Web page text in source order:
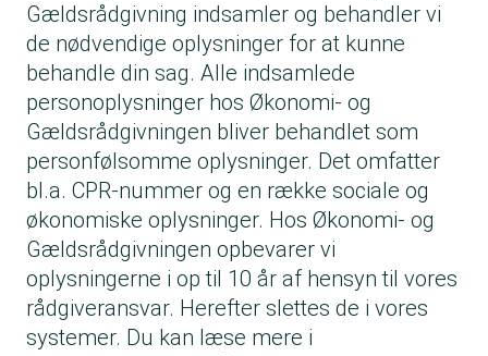
Gældsrådgivning indsamler og behandler vi
de nødvendige oplysninger for at kunne
behandle din sag. Alle indsamlede
personoplysninger hos Økonomi- og
Gældsrådgivningen bliver behandlet som
personfølsomme oplysninger. Det omfatter
bl.a. CPR-nummer og en række sociale og
økonomiske oplysninger. Hos Økonomi- og
Gældsrådgivningen opbevarer vi
oplysningerne i op til 10 år af hensyn til vores
rådgiveransvar. Herefter slettes de i vores
systemer. Du kan læse mere i